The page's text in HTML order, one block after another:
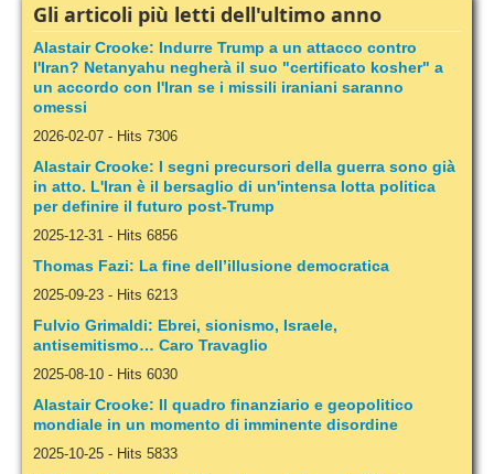
Gli articoli più letti dell'ultimo anno
Alastair Crooke: Indurre Trump a un attacco contro
l'Iran? Netanyahu negherà il suo "certificato kosher" a
un accordo con l'Iran se i missili iraniani saranno
omessi
2026-02-07 - Hits 7306
Alastair Crooke: I segni precursori della guerra sono già
in atto. L'Iran è il bersaglio di un'intensa lotta politica
per definire il futuro post-Trump
2025-12-31 - Hits 6856
Thomas Fazi: La fine dell’illusione democratica
2025-09-23 - Hits 6213
Fulvio Grimaldi: Ebrei, sionismo, Israele,
antisemitismo… Caro Travaglio
2025-08-10 - Hits 6030
Alastair Crooke: Il quadro finanziario e geopolitico
mondiale in un momento di imminente disordine
2025-10-25 - Hits 5833